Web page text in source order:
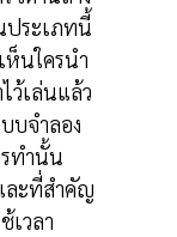
ประเภทนี้
ห็นใครนำ
ว้เล่นแล้ว
บจำลอง
ทำนั้น
ละที่สำคัญ
เวลา